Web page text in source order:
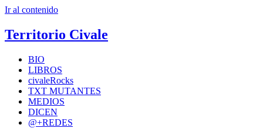
Ir al contenido
Territorio Civale
BIO
LIBROS
civaleRocks
TXT MUTANTES
MEDIOS
DICEN
@+REDES